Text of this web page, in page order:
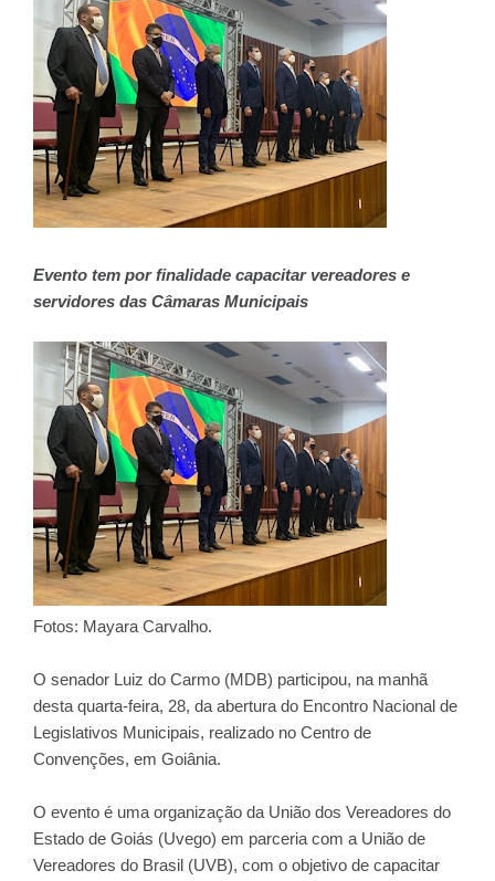
Evento tem por finalidade capacitar vereadores e
servidores das Câmaras Municipais
Fotos: Mayara Carvalho.
O senador Luiz do Carmo (MDB) participou, na manhã
desta quarta-feira, 28, da abertura do Encontro Nacional de
Legislativos Municipais, realizado no Centro de
Convenções, em Goiânia.
O evento é uma organização da União dos Vereadores do
Estado de Goiás (Uvego) em parceria com a União de
Vereadores do Brasil (UVB), com o objetivo de capacitar